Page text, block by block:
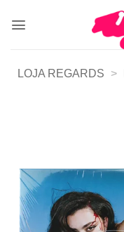
LOJA REGARDS >